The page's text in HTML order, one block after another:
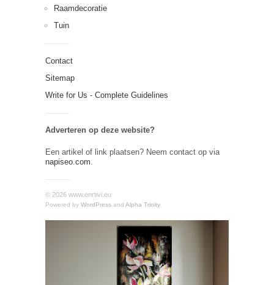
Raamdecoratie
Tuin
Contact
Sitemap
Write for Us - Complete Guidelines
Adverteren op deze website?
Een artikel of link plaatsen? Neem contact op via
napiseo.com.
© 2026 www.enrtivi.eu
Powered by WordPress and Alpha Trinity